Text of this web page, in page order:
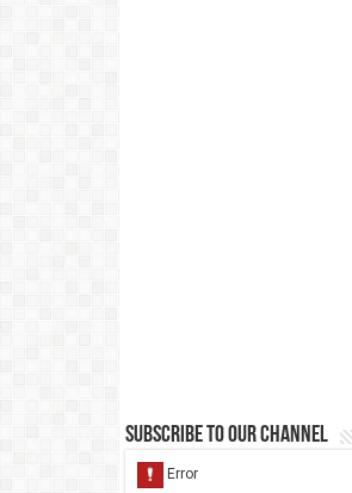
Subscribe to our Channel